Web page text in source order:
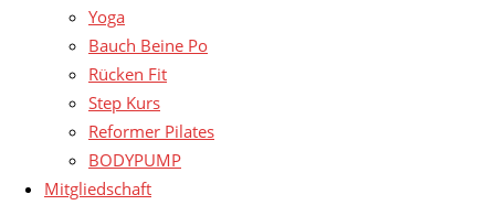
Yoga
Bauch Beine Po
Rücken Fit
Step Kurs
Reformer Pilates
BODYPUMP
Mitgliedschaft